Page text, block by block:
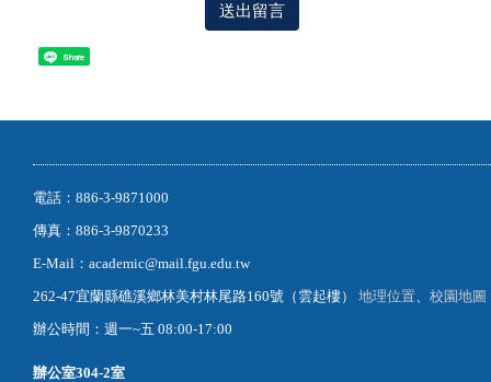
送出留言
Share
電話：886-3-9871000
傳真：886-3-9870233
E-Mail：academic@mail.fgu.edu.tw
262-47宜蘭縣礁溪鄉林美村林尾路160號（雲起樓） 地理位置
校園地圖
辦公時間：週一~五 08:00-17:00
辦公室304-2室